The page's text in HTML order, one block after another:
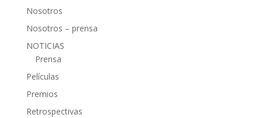
Nosotros
Nosotros – prensa
NOTICIAS
Prensa
Películas
Premios
Retrospectivas